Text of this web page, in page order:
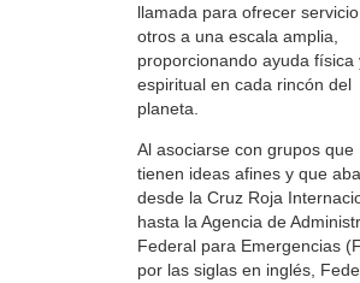
llamada para ofrecer
otros a una escala amplia,
proporcionando ayuda física
espiritual en cada rincón del
planeta.
Al asociarse con grupos que
tienen ideas afines y que
desde la Cruz Roja
hasta la Agencia de
Federal para Emergencias
por las siglas en inglés,